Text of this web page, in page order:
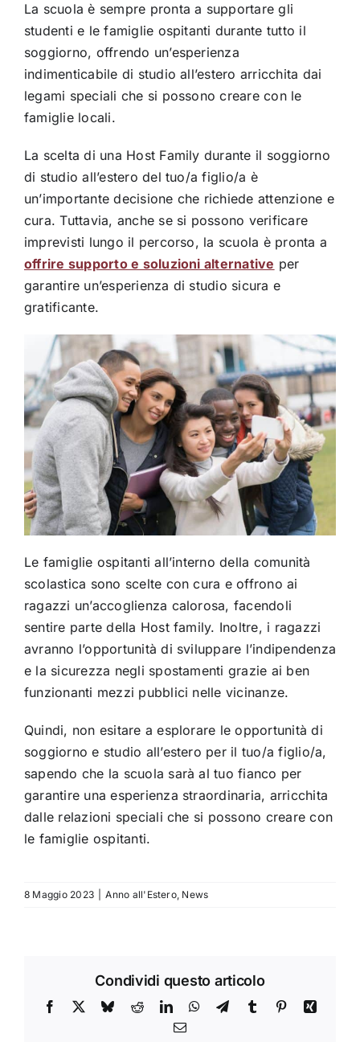
La scuola è sempre pronta a supportare gli
studenti e le famiglie ospitanti durante tutto il
soggiorno, offrendo un’esperienza
indimenticabile di studio all’estero arricchita dai
legami speciali che si possono creare con le
famiglie locali.
La scelta di una Host Family durante il soggiorno
di studio all’estero del tuo/a figlio/a è
un’importante decisione che richiede attenzione e
cura. Tuttavia, anche se si possono verificare
imprevisti lungo il percorso, la scuola è pronta a
offrire supporto e soluzioni alternative per
garantire un’esperienza di studio sicura e
gratificante.
Le famiglie ospitanti all’interno della comunità
scolastica sono scelte con cura e offrono ai
ragazzi un’accoglienza calorosa, facendoli
sentire parte della Host family. Inoltre, i ragazzi
avranno l’opportunità di sviluppare l’indipendenza
e la sicurezza negli spostamenti grazie ai ben
funzionanti mezzi pubblici nelle vicinanze.
Quindi, non esitare a esplorare le opportunità di
soggiorno e studio all’estero per il tuo/a figlio/a,
sapendo che la scuola sarà al tuo fianco per
garantire una esperienza straordinaria, arricchita
dalle relazioni speciali che si possono creare con
le famiglie ospitanti.
8 Maggio 2023 Anno all'Estero, News
Condividi questo articolo
Facebook BlueskyRedditLinkedInWhatsApp
TelegramTumblr PinterestXing
Email